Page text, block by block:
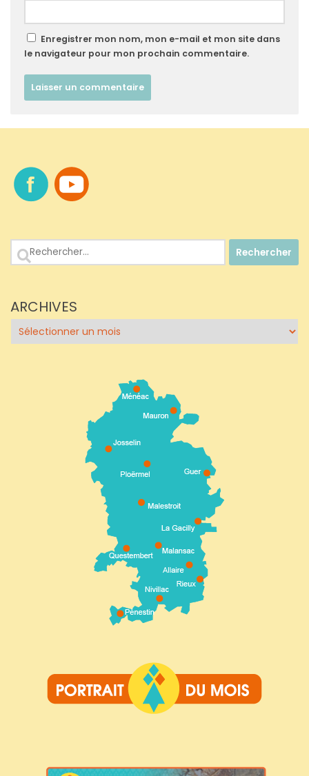
Enregistrer mon nom, mon e-mail et mon site dans
le navigateur pour mon prochain commentaire.
Rechercher :
ARCHIVES
Archives